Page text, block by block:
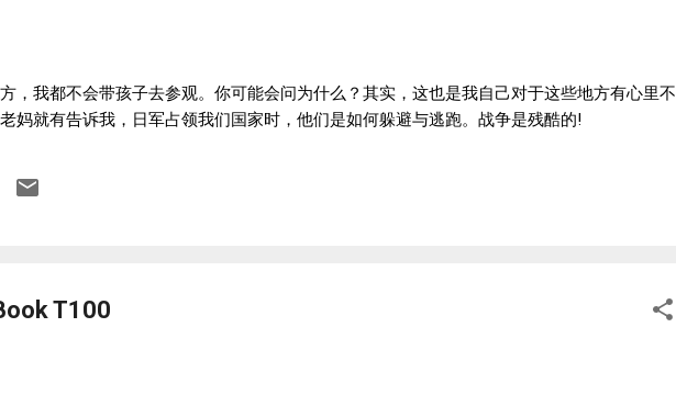
，我都不会带孩子去参观。你可能会问为什么？其实，这也是我自己对于这些地方有心里不
妈就有告诉我，日军占领我们国家时，他们是如何躲避与逃跑。战争是残酷的!
T100